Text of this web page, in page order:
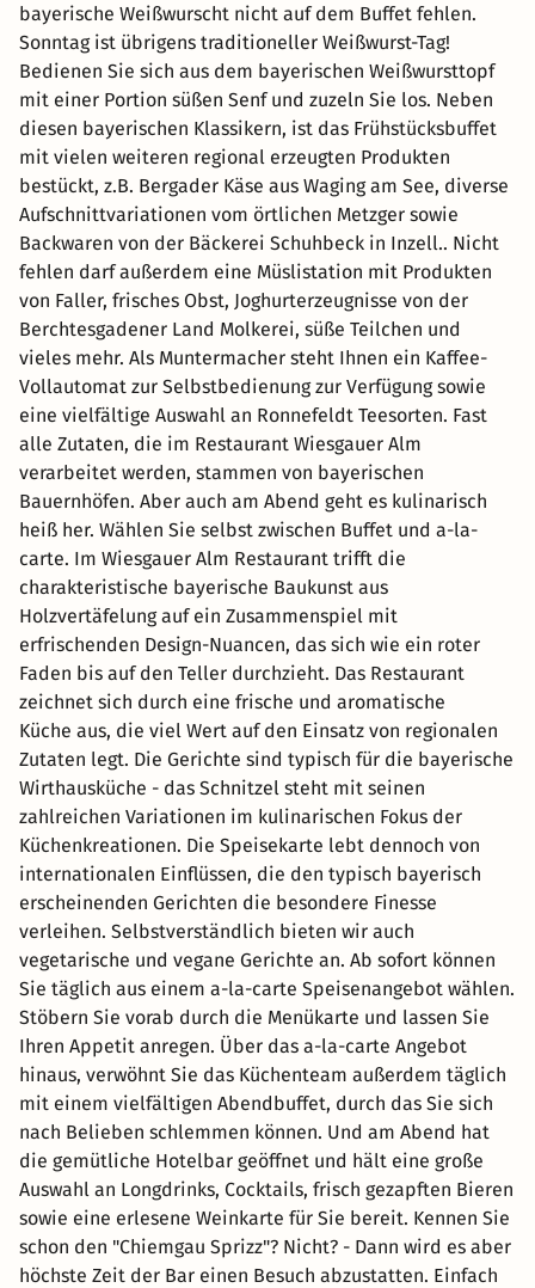
bayerische Weißwurscht nicht auf dem Buffet fehlen.
Sonntag ist übrigens traditioneller Weißwurst-Tag!
Bedienen Sie sich aus dem bayerischen Weißwursttopf
mit einer Portion süßen Senf und zuzeln Sie los. Neben
diesen bayerischen Klassikern, ist das Frühstücksbuffet
mit vielen weiteren regional erzeugten Produkten
bestückt, z.B. Bergader Käse aus Waging am See, diverse
Aufschnittvariationen vom örtlichen Metzger sowie
Backwaren von der Bäckerei Schuhbeck in Inzell.. Nicht
fehlen darf außerdem eine Müslistation mit Produkten
von Faller, frisches Obst, Joghurterzeugnisse von der
Berchtesgadener Land Molkerei, süße Teilchen und
vieles mehr. Als Muntermacher steht Ihnen ein Kaffee-
Vollautomat zur Selbstbedienung zur Verfügung sowie
eine vielfältige Auswahl an Ronnefeldt Teesorten. Fast
alle Zutaten, die im Restaurant Wiesgauer Alm
verarbeitet werden, stammen von bayerischen
Bauernhöfen. Aber auch am Abend geht es kulinarisch
heiß her. Wählen Sie selbst zwischen Buffet und a-la-
carte. Im Wiesgauer Alm Restaurant trifft die
charakteristische bayerische Baukunst aus
Holzvertäfelung auf ein Zusammenspiel mit
erfrischenden Design-Nuancen, das sich wie ein roter
Faden bis auf den Teller durchzieht. Das Restaurant
zeichnet sich durch eine frische und aromatische
Küche aus, die viel Wert auf den Einsatz von regionalen
Zutaten legt. Die Gerichte sind typisch für die bayerische
Wirthausküche - das Schnitzel steht mit seinen
zahlreichen Variationen im kulinarischen Fokus der
Küchenkreationen. Die Speisekarte lebt dennoch von
internationalen Einflüssen, die den typisch bayerisch
erscheinenden Gerichten die besondere Finesse
verleihen. Selbstverständlich bieten wir auch
vegetarische und vegane Gerichte an. Ab sofort können
Sie täglich aus einem a-la-carte Speisenangebot wählen.
Stöbern Sie vorab durch die Menükarte und lassen Sie
Ihren Appetit anregen. Über das a-la-carte Angebot
hinaus, verwöhnt Sie das Küchenteam außerdem täglich
mit einem vielfältigen Abendbuffet, durch das Sie sich
nach Belieben schlemmen können. Und am Abend hat
die gemütliche Hotelbar geöffnet und hält eine große
Auswahl an Longdrinks, Cocktails, frisch gezapften Bieren
sowie eine erlesene Weinkarte für Sie bereit. Kennen Sie
schon den "Chiemgau Sprizz"? Nicht? - Dann wird es aber
höchste Zeit der Bar einen Besuch abzustatten. Einfach